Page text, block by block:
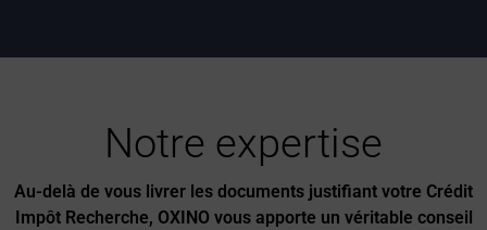
Notre expertise
Au-delà de vous livrer les documents justifiant votre Crédit
Impôt Recherche, OXINO vous apporte un véritable conseil